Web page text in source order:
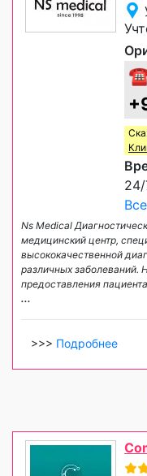
Ns Medical
медицинский центр,
высококачественной
различных заболеваний.
предоставления
...
>>> Подробнее